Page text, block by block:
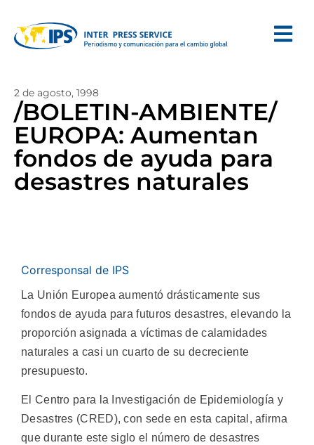
2 de agosto, 1998
/BOLETIN-AMBIENTE/
EUROPA: Aumentan
fondos de ayuda para
desastres naturales
Corresponsal de IPS
La Unión Europea aumentó drásticamente sus
fondos de ayuda para futuros desastres, elevando la
proporción asignada a víctimas de calamidades
naturales a casi un cuarto de su decreciente
presupuesto.
El Centro para la Investigación de Epidemiología y
Desastres (CRED), con sede en esta capital, afirma
que durante este siglo el número de desastres